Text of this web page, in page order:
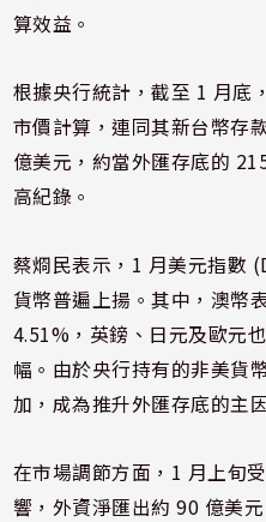
算效益。
根據央行統計，截至 1 月底
市價計算，連同其新台幣存
億美元，約當外匯存底的
高紀錄。
蔡烱民表示，1 月美元指數
貨幣普遍上揚。其中，澳幣
4.51%，英鎊、日元及歐元
幅。由於央行持有的非美貨
加，成為推升外匯存底的主
在市場調節方面，1 月上旬
響，外資淨匯出約 90 億美